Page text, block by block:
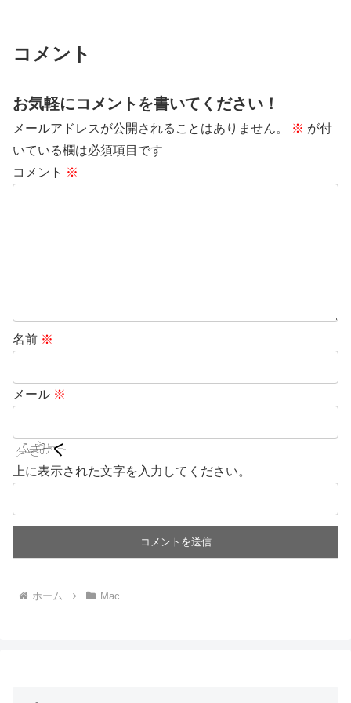
コメント
お気軽にコメントを書いてください！
メールアドレスが公開されることはありません。 ※ が付
いている欄は必須項目です
コメント ※
名前 ※
メール ※
上に表示された文字を入力してください。
ホーム Mac